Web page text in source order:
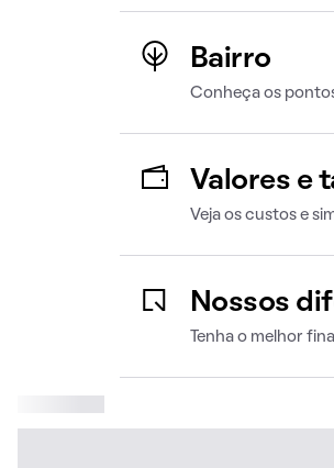
Bairro
Conheça os
Valores e
Veja os custos e
Nossos
Tenha o melhor